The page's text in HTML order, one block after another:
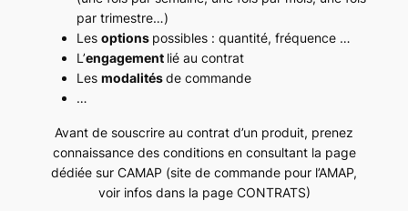
par trimestre…)
Les options possibles : quantité, fréquence …
L’engagement lié au contrat
Les modalitésde commande
…
Avant de souscrire au contrat d’un produit, prenez
connaissance des conditions en consultant la page
dédiée sur CAMAP (site de commande pour l’AMAP,
voir infos dans la page CONTRATS)